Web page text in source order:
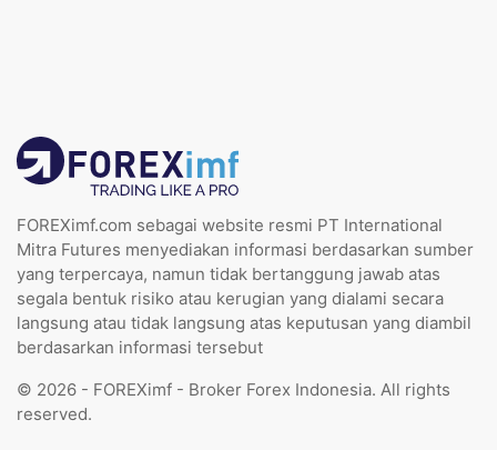
FOREXimf.com sebagai website resmi PT International
Mitra Futures menyediakan informasi berdasarkan sumber
yang terpercaya, namun tidak bertanggung jawab atas
segala bentuk risiko atau kerugian yang dialami secara
langsung atau tidak langsung atas keputusan yang diambil
berdasarkan informasi tersebut
© 2026 - FOREXimf - Broker Forex Indonesia. All rights
reserved.